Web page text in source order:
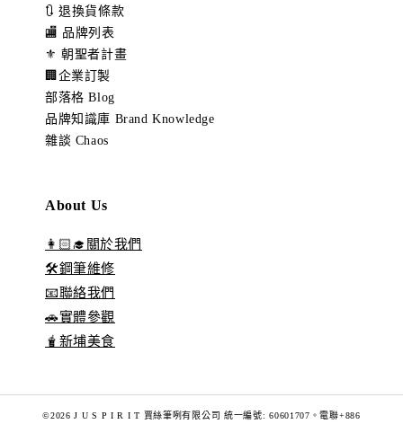
🔃 退換貨條款
🏬 品牌列表
⚜️ 朝聖者計畫
🏢企業訂製
部落格 Blog
品牌知識庫 Brand Knowledge
雜談 Chaos
About Us
👩🏻‍🎓關於我們
🛠️鋼筆維修
📧聯絡我們
🚗實體參觀
🧋新埔美食
©2026 J U S P I R I T 賈絲筆咧有限公司 統一編號: 60601707。電聯+886